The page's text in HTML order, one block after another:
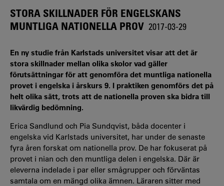
STORA SKILLNADER FÖR ENGELSKANS
MUNTLIGA NATIONELLA PROV 2017-03-29
En ny studie från Karlstads universitet visar att det är
stora skillnader mellan olika skolor vad gäller
förutsättningar för att genomföra det muntliga nationella
provet i engelska i årskurs 9. I praktiken genomförs det på
helt olika sätt, trots att de nationella proven ska bidra till
likvärdig bedömning.
Erica Sandlund och Pia Sundqvist, båda docenter i
engelska vid Karlstads universitet, har under de senaste
fyra åren forskat om nationella prov. De har fokuserat på
provet i nian och den muntliga delen i engelska. Där är
eleverna indelade i par eller smågrupper och förväntas
samtala om en mängd olika ämnen. Läraren sitter med